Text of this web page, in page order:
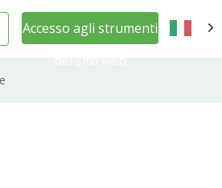
Accesso agli strumenti